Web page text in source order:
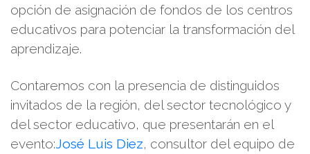
opción de asignación de fondos de los centros
educativos para potenciar la transformación del
aprendizaje.
Contaremos con la presencia de distinguidos
invitados de la región, del sector tecnológico y
del sector educativo, que presentarán en el
evento:José Luis Diez, consultor del equipo de